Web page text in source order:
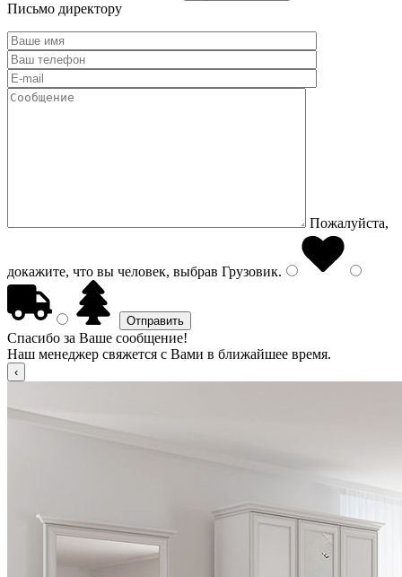
Письмо директору
Пожалуйста,
докажите, что вы человек, выбрав Грузовик.
Спасибо за Ваше сообщение!
Наш менеджер свяжется с Вами в ближайшее время.